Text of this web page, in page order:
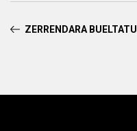
ZERRENDARA BUELTATU